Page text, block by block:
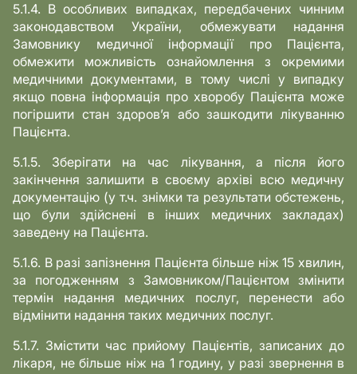
5.1.4. В особливих випадках, передбачених чинним
законодавством України, обмежувати надання
Замовнику медичної інформації про Пацієнта,
обмежити можливість ознайомлення з окремими
медичними документами, в тому числі у випадку
якщо повна інформація про хворобу Пацієнта може
погіршити стан здоров’я або зашкодити лікуванню
Пацієнта.
5.1.5. Зберігати на час лікування, а після його
закінчення залишити в своєму архіві всю медичну
документацію (у т.ч. знімки та результати обстежень,
що були здійснені в інших медичних закладах)
заведену на Пацієнта.
5.1.6. В разі запізнення Пацієнта більше ніж 15 хвилин,
за погодженням з Замовником/Пацієнтом змінити
термін надання медичних послуг, перенести або
відмінити надання таких медичних послуг.
5.1.7. Змістити час прийому Пацієнтів, записаних до
лікаря, не більше ніж на 1 годину, у разі звернення в